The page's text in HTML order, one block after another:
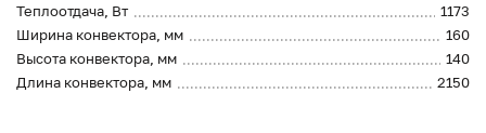
Теплоотдача, Вт
1173
Ширина конвектора, мм
160
Высота конвектора, мм
140
Длина конвектора, мм
2150